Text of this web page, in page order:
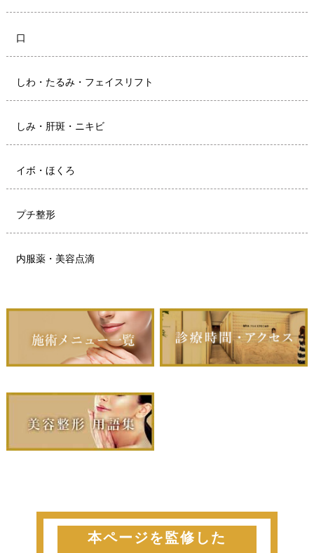
口
しわ・たるみ・フェイスリフト
しみ・肝斑・ニキビ
イボ・ほくろ
プチ整形
内服薬・美容点滴
本ページを監修した